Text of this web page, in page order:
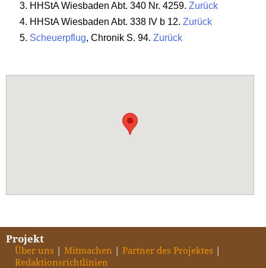
HHStA Wiesbaden Abt. 340 Nr. 4259. Zurück
HHStA Wiesbaden Abt. 338 IV b 12. Zurück
Scheuerpflug, Chronik S. 94. Zurück
Projekt
Über uns Mitmachen
Partner des Projektes
Redaktionsrichtlinien